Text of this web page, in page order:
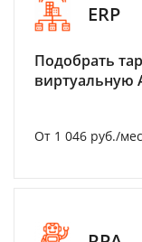
ERP
Подобрать
виртуальную
От 1 046 руб./